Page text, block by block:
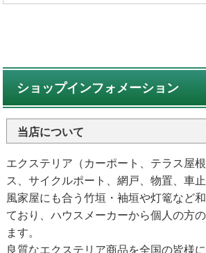
ショップインフォメーション
当店について
エクステリア（カーポート、テラス屋
ス、サイクルポート、網戸、物置、車
風家屋にも合う竹垣・袖垣や灯篭など
ており、ハウスメーカーから個人の方
ます。
良質なエクステリア商品を全国の皆様